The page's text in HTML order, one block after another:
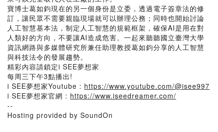
寶博士葛如鈞現在的另一個身份是立委，透過電子簽章法的修
訂，讓民眾不需要親臨現場就可以辦理公務；同時也開始討論
人工智慧基本法，制定人工智慧的規範框架，確保AI是用在對
人類好的方向，不要讓AI造成危害。一起來聽聽國立臺灣大學
資訊網路與多媒體研究所兼任助理教授葛如鈞分享的人工智慧
與科技法令的發展趨勢。
精彩內容請鎖定i SEE夢想家
每周三下午3點播出!
i SEE夢想家Youtube : https://www.youtube.com/@isee997
i SEE夢想家官網 : https://www.iseedreamer.com/
--
Hosting provided by SoundOn